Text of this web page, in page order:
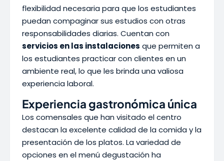
flexibilidad necesaria para que los estudiantes
puedan compaginar sus estudios con otras
responsabilidades diarias. Cuentan con
servicios en las instalaciones que permiten a
los estudiantes practicar con clientes en un
ambiente real, lo que les brinda una valiosa
experiencia laboral.
Experiencia gastronómica única
Los comensales que han visitado el centro
destacan la excelente calidad de la comida y la
presentación de los platos. La variedad de
opciones en el menú degustación ha